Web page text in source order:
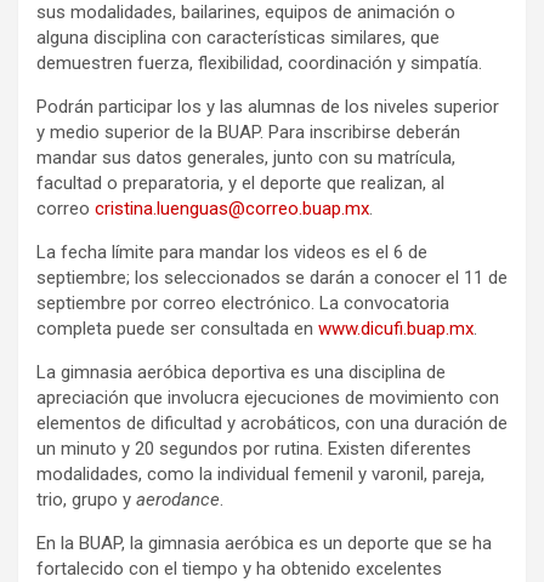
sus modalidades, bailarines, equipos de animación o
alguna disciplina con características similares, que
demuestren fuerza, flexibilidad, coordinación y simpatía.
Podrán participar los y las alumnas de los niveles superior
y medio superior de la BUAP. Para inscribirse deberán
mandar sus datos generales, junto con su matrícula,
facultad o preparatoria, y el deporte que realizan, al
correo cristina.luenguas@correo.buap.mx.
La fecha límite para mandar los videos es el 6 de
septiembre; los seleccionados se darán a conocer el 11 de
septiembre por correo electrónico. La convocatoria
completa puede ser consultada en www.dicufi.buap.mx.
La gimnasia aeróbica deportiva es una disciplina de
apreciación que involucra ejecuciones de movimiento con
elementos de dificultad y acrobáticos, con una duración de
un minuto y 20 segundos por rutina. Existen diferentes
modalidades, como la individual femenil y varonil, pareja,
trio, grupo y aerodance.
En la BUAP, la gimnasia aeróbica es un deporte que se ha
fortalecido con el tiempo y ha obtenido excelentes